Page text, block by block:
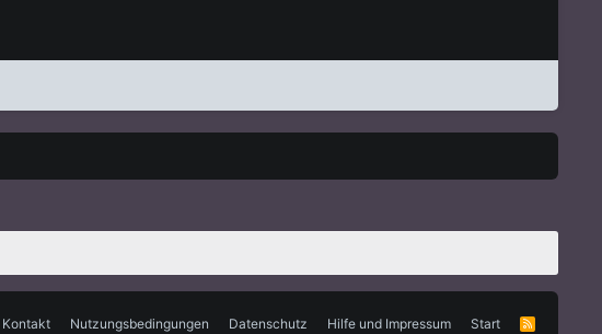
Kontakt Nutzungsbedingungen Datenschutz Hilfe und Impressum Start
R